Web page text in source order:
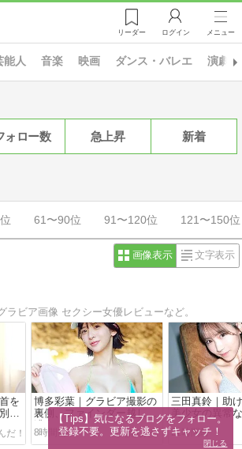
リーダー ログイン メニュー
能人 音楽 映画 ダンス・バレエ 演劇
ォロー数 急上昇 新着
61〜90位 91〜120位 121〜150位
画像表示 文字表示
ラビア画像 セクシー女優レビューなど。
を
な
博多彩葉｜グラビア撮影の
裏側、ファインダー越しの
濃密な関係
8時間前
三田真鈴｜助
美少女の異常
サポート
21時間前
【Tips】気になるブログをフォロー。
登録不要。更新を逃さずキャッチ！
閉じる